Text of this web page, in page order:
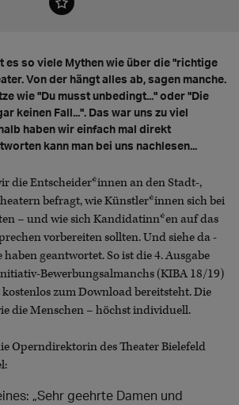
es so viele Mythen wie über die "richtige
Von der hängt alles ab, sagen manche.
wie "Du musst unbedingt..." oder "Die
keinen Fall...". Das war uns zu viel
haben wir einfach mal direkt
kann man bei uns nachlesen...
die Entscheider*innen an den Stadt-,
befragt, wie Künstler*innen sich bei
– und wie sich Kandidatinn*en auf das
vorbereiten sollten. Und siehe da -
geantwortet. So ist die 4. Ausgabe
Bewerbungsalmanchs (KIBA 18/19)
zum Download bereitsteht. Die
die Menschen – höchst individuell.
Operndirektorin des Theater Bielefeld
„Sehr geehrte Damen und